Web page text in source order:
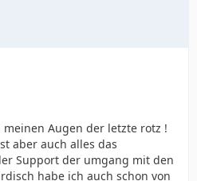
Augen der letzte rotz !
aber auch alles das
Support der umgang mit den
habe ich auch schon von